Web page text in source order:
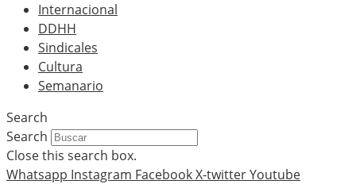
Internacional
DDHH
Sindicales
Cultura
Semanario
Search
Search
Close this search box.
Whatsapp Instagram FacebookX-twitterYoutube